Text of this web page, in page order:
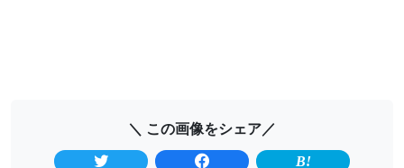
＼ この画像をシェア／